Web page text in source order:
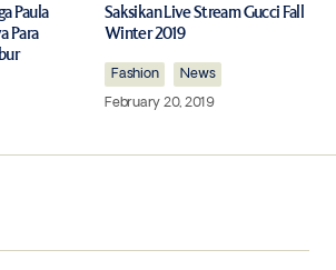
are marked*
Paula
Para
Saksikan Live Stream Gucci Fall
Winter 2019
Fashion
News
February 20, 2019